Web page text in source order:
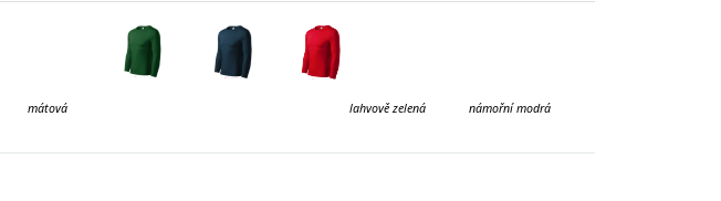
lahvově zelená námořní modrá